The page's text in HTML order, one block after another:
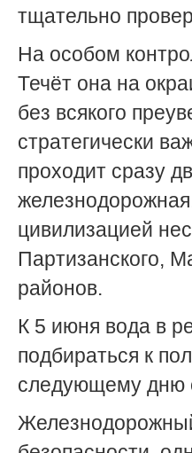
тщательно
На особом
Течёт она на
без всякого
стратегически
проходит сразу
цивилизацией
Партизанского,
районов.
К 5 июня вода в
подбираться к
следующему дню